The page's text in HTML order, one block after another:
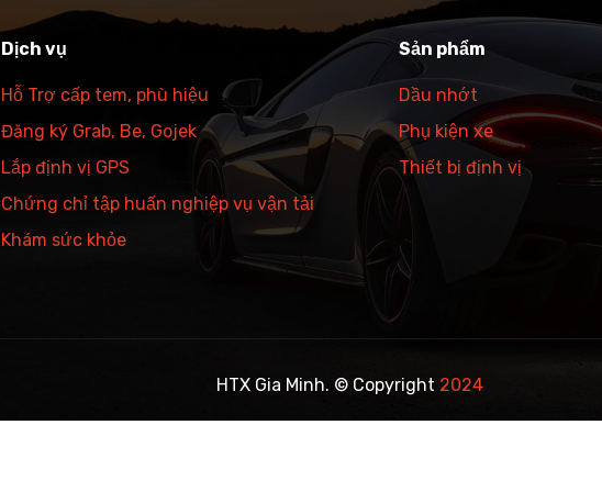
Dịch vụ
Hỗ Trợ cấp tem, phù hiệu
Đăng ký Grab, Be, Gojek
Lắp định vị GPS
Chứng chỉ tập huấn nghiệp vụ vận tải
Khám sức khỏe
Sản phẩm
Dầu nhớt
Phụ kiện xe
Thiết bị định vị
HTX Gia Minh. © Copyright 2024